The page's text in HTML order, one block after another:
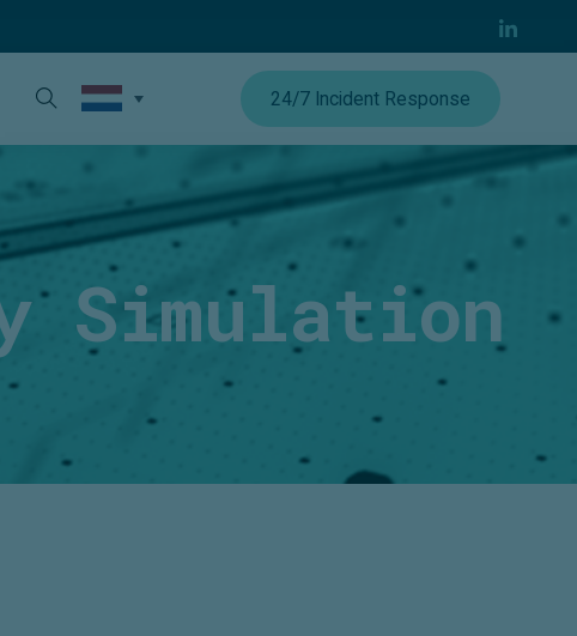
24/7 Incident Response
Simulation